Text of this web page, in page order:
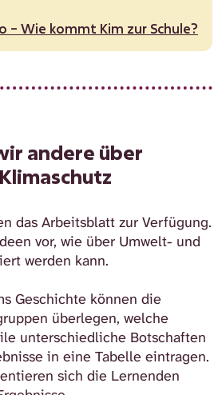
– Wie kommt Kim zur Schule?
andere über
das Arbeitsblatt zur Verfügung.
vor, wie über Umwelt- und
werden kann.
Geschichte können die
überlegen, welche
unterschiedliche Botschaften
in eine Tabelle eintragen.
sich die Lernenden